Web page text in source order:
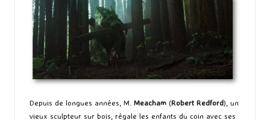
Depuis de longues années, M. Meacham (Robert Redford), un
vieux sculpteur sur bois, régale les enfants du coin avec ses